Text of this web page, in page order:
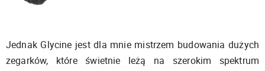
Jednak Glycine jest dla mnie mistrzem budowania dużych
zegarków, które świetnie leżą na szerokim spektrum